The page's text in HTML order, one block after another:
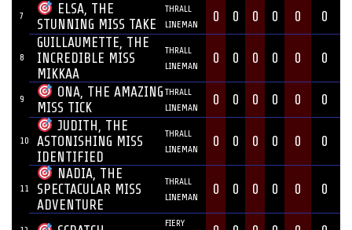
7
ELSA, THE
STUNNING MISS TAKE
THRALL
LINEMAN
0 0 0 0 0 0
8
GUILLAUMETTE, THE
INCREDIBLE MISS
MIKKAA
THRALL
LINEMAN
0 0 0 0 0 0
9
ONA, THE AMAZING
MISS TICK
THRALL
LINEMAN
0 0 0 0 0 0
10
JUDITH, THE
ASTONISHING MISS
IDENTIFIED
THRALL
LINEMAN
0 0 0 0 0 0
11
NADIA, THE
SPECTACULAR MISS
ADVENTURE
THRALL
LINEMAN
0 0 0 0 0 0
FIERY